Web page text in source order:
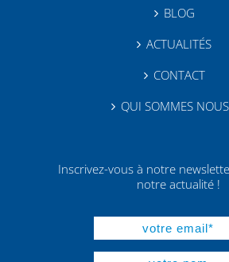
BLOG
ACTUALITÉS
CONTACT
QUI SOMMES
Inscrivez-vous à notre
notre actualité !